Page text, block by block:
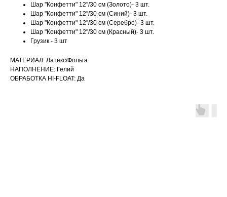
Шар "Конфетти" 12"/30 см (Золото)- 3 шт.
Шар "Конфетти" 12"/30 см (Синий)- 3 шт.
Шар "Конфетти" 12"/30 см (Серебро)- 3 шт.
Шар "Конфетти" 12"/30 см (Красный)- 3 шт.
Грузик - 3 шт
МАТЕРИАЛ: Латекс/Фольга
НАПОЛНЕНИЕ: Гелий
ОБРАБОТКА HI-FLOAT: Да